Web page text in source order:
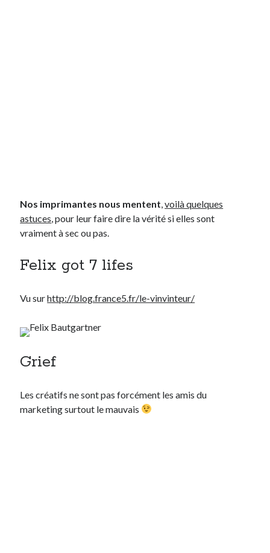
Nos imprimantes nous mentent,voilà quelques
astuces, pour leur faire dire la vérité si elles sont
vraiment à sec ou pas.
Felix got 7 lifes
Vu surhttp://blog.france5.fr/le-vinvinteur/
Grief
Les créatifs ne sont pas forcément les amis du
marketing surtout le mauvais